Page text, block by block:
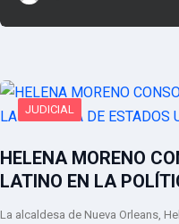
JUDICIAL
HELENA MORENO
LATINO EN LA
La alcaldesa de Nueva Orleans,